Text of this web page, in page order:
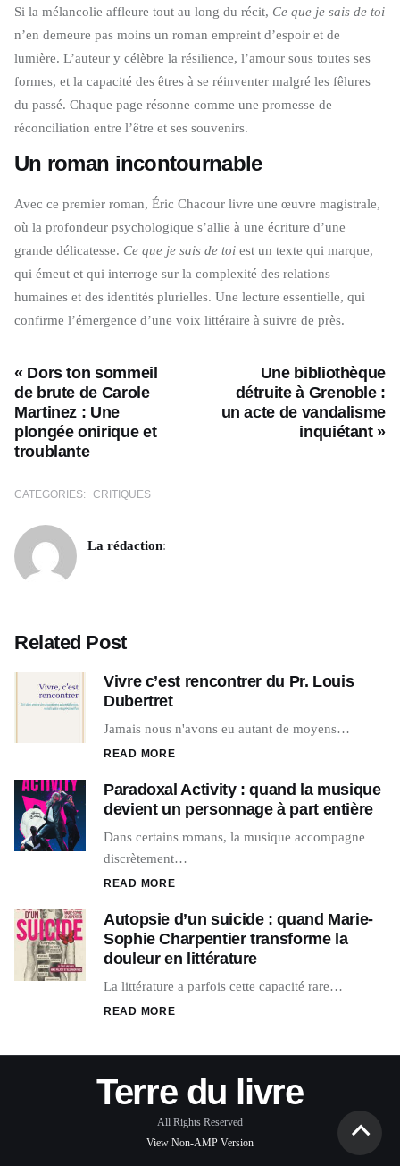
Si la mélancolie affleure tout au long du récit, Ce que je sais de toi
n’en demeure pas moins un roman empreint d’espoir et de
lumière. L’auteur y célèbre la résilience, l’amour sous toutes ses
formes, et la capacité des êtres à se réinventer malgré les fêlures
du passé. Chaque page résonne comme une promesse de
réconciliation entre l’être et ses souvenirs.
Un roman incontournable
Avec ce premier roman, Éric Chacour livre une œuvre magistrale,
où la profondeur psychologique s’allie à une écriture d’une
grande délicatesse. Ce que je sais de toi est un texte qui marque,
qui émeut et qui interroge sur la complexité des relations
humaines et des identités plurielles. Une lecture essentielle, qui
confirme l’émergence d’une voix littéraire à suivre de près.
Une bibliothèque
détruite à Grenoble :
un acte de vandalisme
inquiétant »
« Dors ton sommeil
de brute de Carole
Martinez : Une
plongée onirique et
troublante
CATEGORIES: CRITIQUES
La rédaction:
Related Post
Vivre c’est rencontrer du Pr. Louis
Dubertret
Jamais nous n'avons eu autant de moyens…
READ MORE
Paradoxal Activity : quand la musique
devient un personnage à part entière
Dans certains romans, la musique accompagne
discrètement…
READ MORE
Autopsie d’un suicide : quand Marie-
Sophie Charpentier transforme la
douleur en littérature
La littérature a parfois cette capacité rare…
READ MORE
Terre du livre
All Rights Reserved
View Non-AMP Version